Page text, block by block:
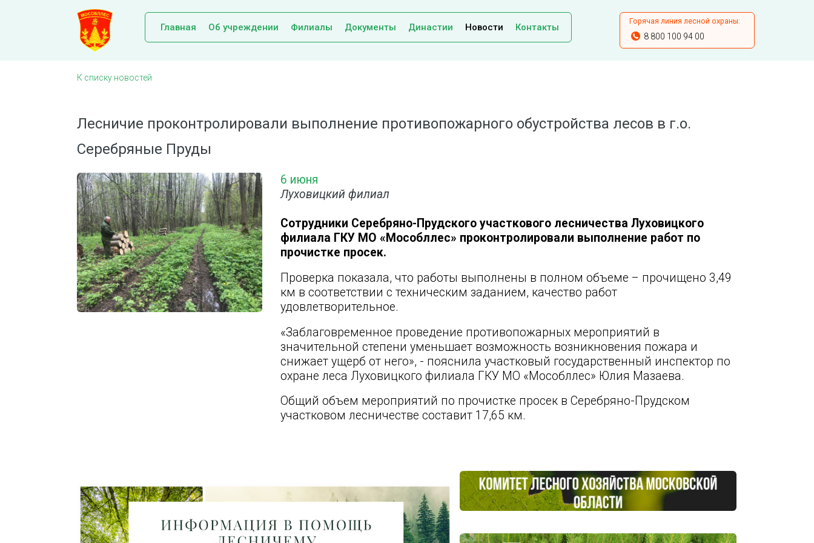
Главная Об учреждении Филиалы Документы Династии Новости Контакты
Горячая линия лесной охраны:
8 800 100 94 00
К списку новостей
Лесничие проконтролировали выполнение противопожарного обустройства лесов в г.о.
Серебряные Пруды
6 июня
Луховицкий филиал
Сотрудники Серебряно-Прудского участкового лесничества Луховицкого
филиала ГКУ МО «Мособллес» проконтролировали выполнение работ по
прочистке просек.
Проверка показала, что работы выполнены в полном объеме – прочищено 3,49
км в соответствии с техническим заданием, качество работ
удовлетворительное.
«Заблаговременное проведение противопожарных мероприятий в
значительной степени уменьшает возможность возникновения пожара и
снижает ущерб от него», - пояснила участковый государственный инспектор по
охране леса Луховицкого филиала ГКУ МО «Мособллес» Юлия Мазаева.
Общий объем мероприятий по прочистке просек в Серебряно-Прудском
участковом лесничестве составит 17,65 км.